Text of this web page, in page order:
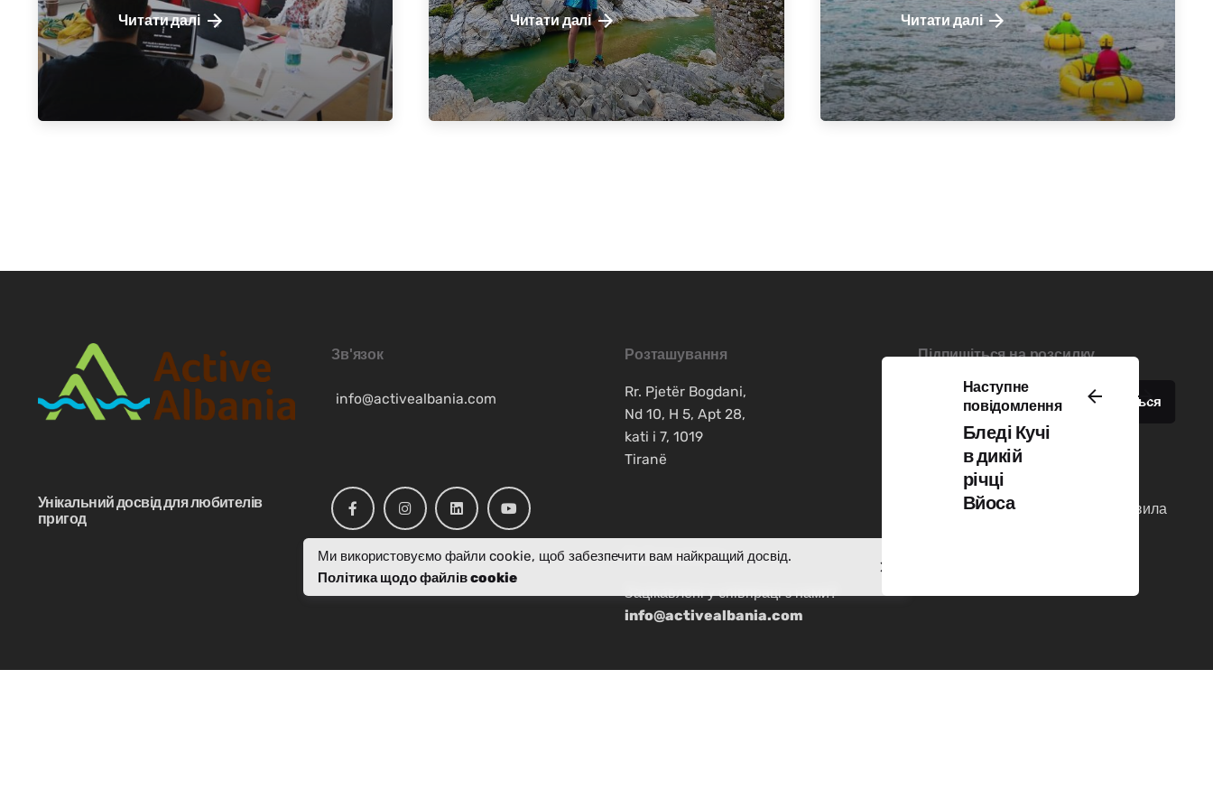
SV
EN
Наступне
повідомлення
Бледі Кучі
в дикій
річці
Вйоса
Читати далі Читати далі Читати далі
Унікальний досвід для любителів
пригод
Зв'язок
info@activealbania.com
Розташування
Rr. Pjetër Bogdani,
Nd 10, H 5, Apt 28,
kati i 7, 1019
Tiranë
Робочі запити
Зацікавлені у співпраці з нами?
info@activealbania.com
Підпишіться на розсилку
Політика конфіденційності
Правила
Ми використовуємо файли cookie, щоб забезпечити вам найкращий досвід.
Політика щодо файлів cookie